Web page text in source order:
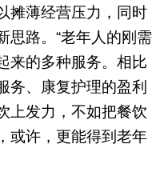
摊薄经营压力，同时
思路。“老年人的刚需
来的多种服务。相比
务、康复护理的盈利
上发力，不如把餐饮
或许，更能得到老年